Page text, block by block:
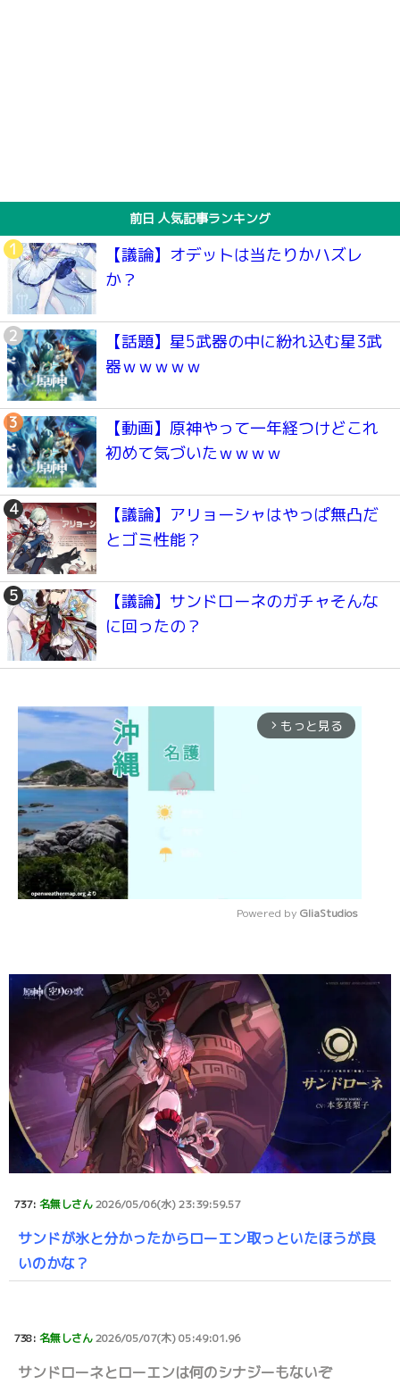
前日 人気記事ランキング
【議論】オデットは当たりかハズレ
か？
【話題】星5武器の中に紛れ込む星3武
器ｗｗｗｗｗ
【動画】原神やって一年経つけどこれ
初めて気づいたｗｗｗｗ
【議論】アリョーシャはやっぱ無凸だ
とゴミ性能？
【議論】サンドローネのガチャそんな
に回ったの？
arrow_forward_ios もっと見る
Powered by GliaStudios
737: 名無しさん2026/05/06(水) 23:39:59.57
サンドが氷と分かったからローエン取っといたほうが良
いのかな？
738: 名無しさん2026/05/07(木) 05:49:01.96
サンドローネとローエンは何のシナジーもないぞ